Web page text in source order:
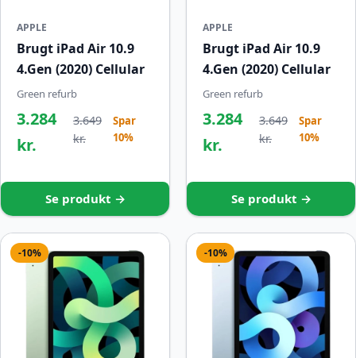
APPLE
Brugt iPad Air 10.9
4.Gen (2020) Cellular
Green refurb
3.284
kr.
3.649
kr.
Spar
10%
Se produkt →
APPLE
Brugt iPad Air 10.9
4.Gen (2020) Cellular
Green refurb
3.284
kr.
3.649
kr.
Spar
10%
Se produkt →
-10% -10%